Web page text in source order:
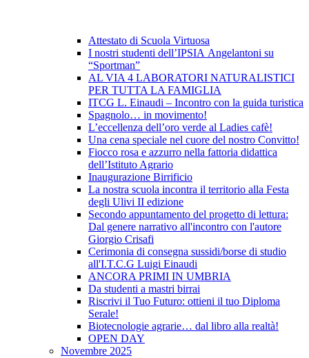
Attestato di Scuola Virtuosa
I nostri studenti dell’IPSIA Angelantoni su
“Sportman”
AL VIA 4 LABORATORI NATURALISTICI
PER TUTTA LA FAMIGLIA
ITCG L. Einaudi – Incontro con la guida turistica
Spagnolo… in movimento!
L’eccellenza dell’oro verde al Ladies cafè!
Una cena speciale nel cuore del nostro Convitto!
Fiocco rosa e azzurro nella fattoria didattica
dell’Istituto Agrario
Inaugurazione Birrificio
La nostra scuola incontra il territorio alla Festa
degli Ulivi II edizione
Secondo appuntamento del progetto di lettura:
Dal genere narrativo all'incontro con l'autore
Giorgio Crisafi
Cerimonia di consegna sussidi/borse di studio
all'I.T.C.G Luigi Einaudi
ANCORA PRIMI IN UMBRIA
Da studenti a mastri birrai
Riscrivi il Tuo Futuro: ottieni il tuo Diploma
Serale!
Biotecnologie agrarie… dal libro alla realtà!
OPEN DAY
Novembre 2025